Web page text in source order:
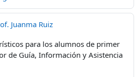
Juanma Ruiz
para los alumnos de primer
de Guía, Información y Asistencia